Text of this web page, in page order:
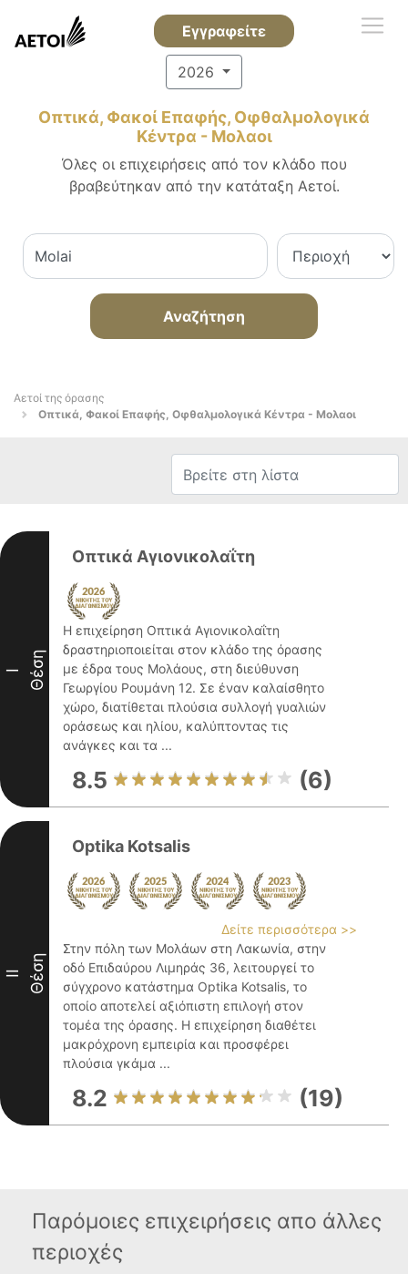
Εγγραφείτε
2026
Οπτικά, Φακοί Επαφής, Οφθαλμολογικά
Κέντρα - Μολαοι
Όλες οι επιχειρήσεις από τον κλάδο που
βραβεύτηκαν από την κατάταξη Αετοί.
Αναζήτηση
Αετοί της όρασης
Οπτικά, Φακοί Επαφής, Οφθαλμολογικά Κέντρα - Μολαοι
I Θέση
Οπτικά Αγιονικολαΐτη
Η επιχείρηση Οπτικά Αγιονικολαΐτη
δραστηριοποιείται στον κλάδο της όρασης
με έδρα τους Μολάους, στη διεύθυνση
Γεωργίου Ρουμάνη 12. Σε έναν καλαίσθητο
χώρο, διατίθεται πλούσια συλλογή γυαλιών
οράσεως και ηλίου, καλύπτοντας τις
ανάγκες και τα ...
8.5 (6)
II Θέση
Optika Kotsalis
Δείτε περισσότερα >>
Στην πόλη των Μολάων στη Λακωνία, στην
οδό Επιδαύρου Λιμηράς 36, λειτουργεί το
σύγχρονο κατάστημα Optika Kotsalis, το
οποίο αποτελεί αξιόπιστη επιλογή στον
τομέα της όρασης. Η επιχείρηση διαθέτει
μακρόχρονη εμπειρία και προσφέρει
πλούσια γκάμα ...
8.2 (19)
Παρόμοιες επιχειρήσεις απο άλλες
περιοχές